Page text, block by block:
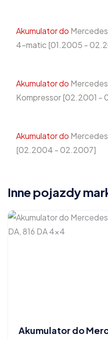
Akumulator do
4-matic [01.2005 -
Akumulator do
Kompressor [02.2001 -
Akumulator do
[02.2004 - 02.2007]
Inne pojazdy
Akumulator do